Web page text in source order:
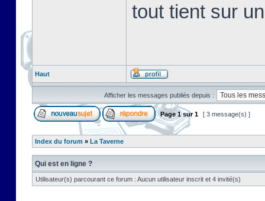
tout tient sur
Haut
Afficher les messages publiés depuis :
Page1sur1 [ 3 message(s) ]
Index du forum » La Taverne
Qui est en ligne ?
Utilisateur(s) parcourant ce forum : Aucun utilisateur inscrit et 4 invité(s)